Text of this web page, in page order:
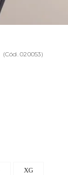
(Cód. 020053)
XG